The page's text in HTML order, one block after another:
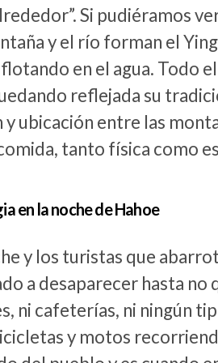
Si pudiéramos
y el río forman el
en el agua. Todo
reflejada su
ubicación entre las
tanto física como
en la noche de Hahoe
y los turistas que
a desaparecer hasta
ni cafeterías, ni ningún
y motos